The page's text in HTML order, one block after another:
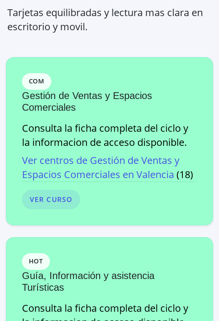
Tarjetas equilibradas y lectura mas clara en
escritorio y movil.
COM
Gestión de Ventas y Espacios
Comerciales
Consulta la ficha completa del ciclo y
la informacion de acceso disponible.
Ver centros de Gestión de Ventas y
Espacios Comerciales en Valencia (18)
VER CURSO
HOT
Guía, Información y asistencia
Turísticas
Consulta la ficha completa del ciclo y